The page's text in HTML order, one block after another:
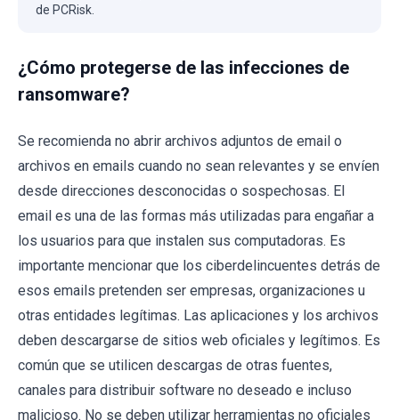
de PCRisk.
¿Cómo protegerse de las infecciones de
ransomware?
Se recomienda no abrir archivos adjuntos de email o
archivos en emails cuando no sean relevantes y se envíen
desde direcciones desconocidas o sospechosas. El
email es una de las formas más utilizadas para engañar a
los usuarios para que instalen sus computadoras. Es
importante mencionar que los ciberdelincuentes detrás de
esos emails pretenden ser empresas, organizaciones u
otras entidades legítimas. Las aplicaciones y los archivos
deben descargarse de sitios web oficiales y legítimos. Es
común que se utilicen descargas de otras fuentes,
canales para distribuir software no deseado e incluso
malicioso. No se deben utilizar herramientas no oficiales